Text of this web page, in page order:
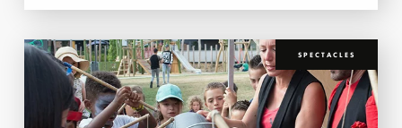
SPECTACLES